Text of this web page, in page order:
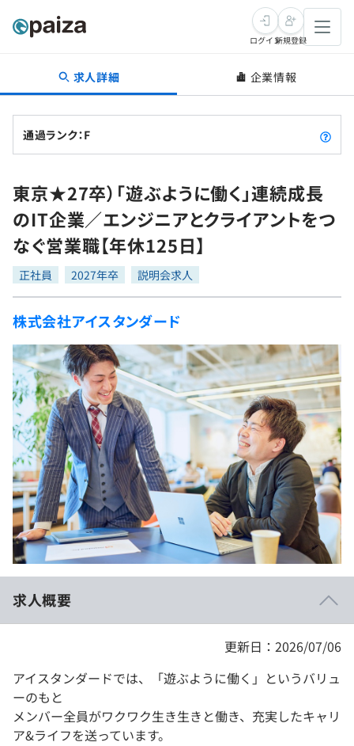
転職・キャリア
転職成功ガイド
転職エージェント
インタビュー
転職成功ガイド
新卒就活
求人検索
本選考
インターン
新卒エージェント
イベント・セミナー
インタビュー
就活成功ガイド
学習
問題集
4択課題
ナレッジ
リファレンス
プラン
個人向けプラン
法人向けプラン
学校向けプラン
契約内容・クーポン
プログラミング言語
評価結果一覧
再チャレンジ結果一覧
ゲーム・マンガ
Tech Team Journal
paiza times
note
paizaとは？
ログイン新規登録
求人詳細 企業情報
通過ランク：F
東京★27卒）「遊ぶように働く」連続成長
のIT企業／エンジニアとクライアントをつ
なぐ営業職【年休125日】
正社員 2027年卒 説明会求人
株式会社アイスタンダード
求人概要
更新日：2026/07/06
アイスタンダードでは、「遊ぶように働く」というバリュ
ーのもと
メンバー全員がワクワク生き生きと働き、充実したキャリ
ア&ライフを送っています。